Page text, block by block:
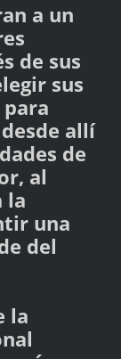
a un
de sus
sus
allí
de
al
la
una
del
la